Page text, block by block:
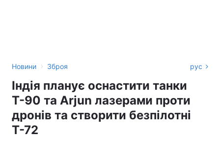
Новини › Зброя рус
Індія планує оснастити танки
Т-90 та Arjun лазерами проти
дронів та створити безпілотні
Т-72